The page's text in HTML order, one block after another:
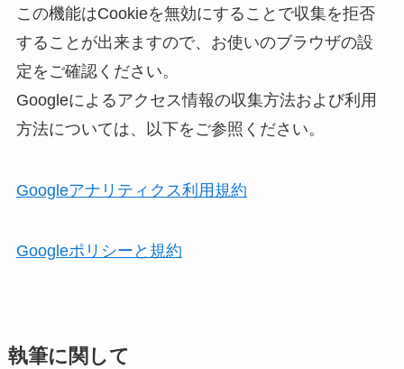
この機能はCookieを無効にすることで収集を拒否
することが出来ますので、お使いのブラウザの設
定をご確認ください。
Googleによるアクセス情報の収集方法および利用
方法については、以下をご参照ください。
Googleアナリティクス利用規約
Googleポリシーと規約
執筆に関して